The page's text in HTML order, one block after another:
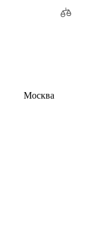
Москва